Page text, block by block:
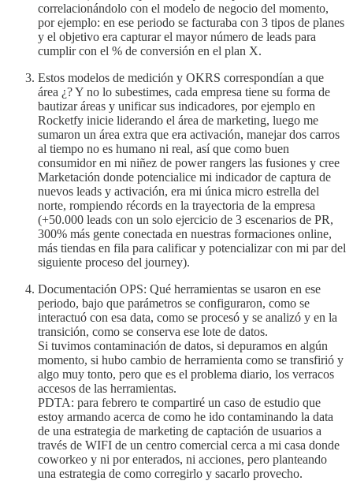
correlacionándolo con el modelo de negocio del momento,
por ejemplo: en ese periodo se facturaba con 3 tipos de planes
y el objetivo era capturar el mayor número de leads para
cumplir con el % de conversión en el plan X.
Estos modelos de medición y OKRS correspondían a que
área ¿? Y no lo subestimes, cada empresa tiene su forma de
bautizar áreas y unificar sus indicadores, por ejemplo en
Rocketfy inicie liderando el área de marketing, luego me
sumaron un área extra que era activación, manejar dos carros
al tiempo no es humano ni real, así que como buen
consumidor en mi niñez de power rangers las fusiones y cree
Marketación donde potencialice mi indicador de captura de
nuevos leads y activación, era mi única micro estrella del
norte, rompiendo récords en la trayectoria de la empresa
(+50.000 leads con un solo ejercicio de 3 escenarios de PR,
300% más gente conectada en nuestras formaciones online,
más tiendas en fila para calificar y potencializar con mi par del
siguiente proceso del journey).
Documentación OPS: Qué herramientas se usaron en ese
periodo, bajo que parámetros se configuraron, como se
interactuó con esa data, como se procesó y se analizó y en la
transición, como se conserva ese lote de datos.
Si tuvimos contaminación de datos, si depuramos en algún
momento, si hubo cambio de herramienta como se transfirió y
algo muy tonto, pero que es el problema diario, los verracos
accesos de las herramientas.
PDTA: para febrero te compartiré un caso de estudio que
estoy armando acerca de como he ido contaminando la data
de una estrategia de marketing de captación de usuarios a
través de WIFI de un centro comercial cerca a mi casa donde
coworkeo y ni por enterados, ni acciones, pero planteando
una estrategia de como corregirlo y sacarlo provecho.